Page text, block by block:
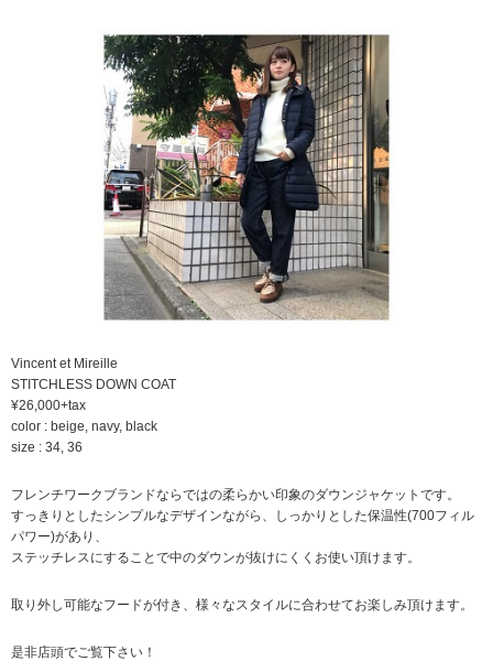
Vincent et Mireille
STITCHLESS DOWN COAT
¥26,000+tax
color : beige, navy, black
size : 34, 36
フレンチワークブランドならではの柔らかい印象のダウンジャケットです。
すっきりとしたシンプルなデザインながら、しっかりとした保温性(700フィル
パワー)があり、
ステッチレスにすることで中のダウンが抜けにくくお使い頂けます。
取り外し可能なフードが付き、様々なスタイルに合わせてお楽しみ頂けます。
是非店頭でご覧下さい！